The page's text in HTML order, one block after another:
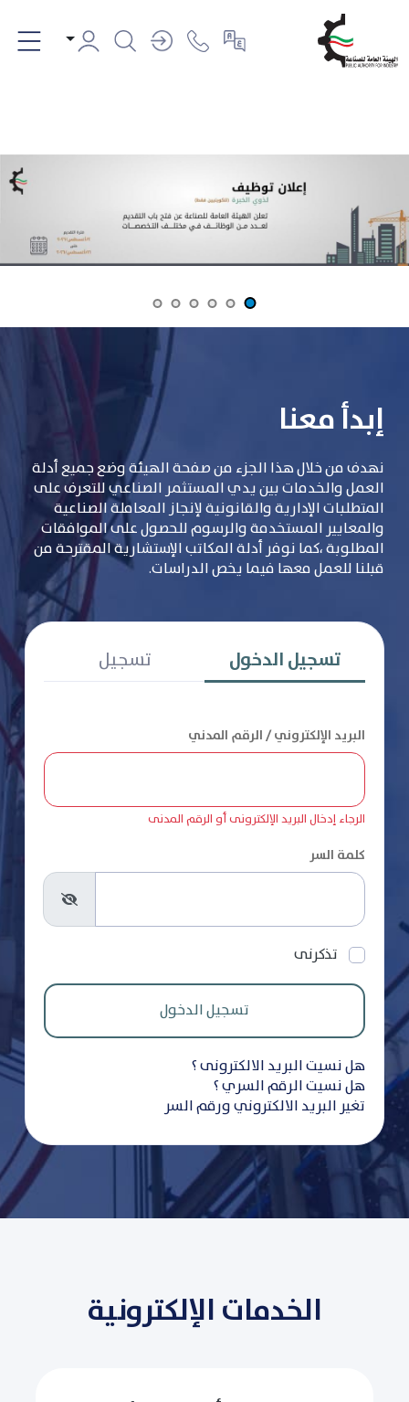
إبدأ معنا
نهدف من خلال هذا الجزء من صفحة الهيئة وضع جميع أدلة
العمل والخدمات بين يدي المستثمر الصناعي للتعرف على
المتطلبات الإدارية والقانونية لإنجاز المعاملة الصناعية
والمعايير المستخدمة والرسوم للحصول على الموافقات
المطلوبة ،كما نوفر أدلة المكاتب الإستشارية المقترحة من
قبلنا للعمل معها فيما يخص الدراسات.
تسجيل الدخول تسجيل
البريد الإلكتروني / الرقم المدني
الرجاء إدخال البريد الإلكترونى أو الرقم المدنى
كلمة السر
تذكرنى
هل نسيت البريد الالكترونى ؟
هل نسيت الرقم السري ؟
تغير البريد الالكتروني ورقم السر
الخدمات الإلكترونية